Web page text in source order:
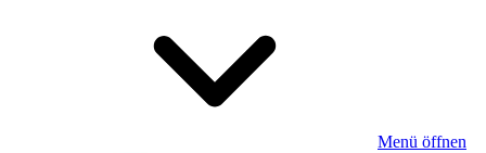
Menü öffnen